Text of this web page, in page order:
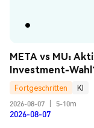
META vs MU:
Investment-
Fortgeschritten
KI
2026-08-07
5-10m
2026-08-07